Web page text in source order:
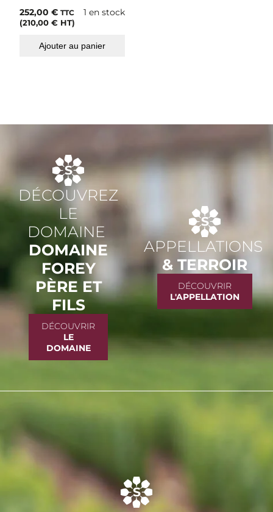
252,00€ TTC
(210,00€ HT)
1 en stock
Ajouter au panier
DÉCOUVREZ
LE
DOMAINE
DOMAINE
FOREY
PÈRE ET
FILS
DÉCOUVRIR
LE
DOMAINE
APPELLATIONS
& TERROIR
DÉCOUVRIR
L'APPELLATION